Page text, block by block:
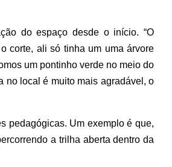
do espaço desde o início. “O
corte, ali só tinha um uma árvore
um pontinho verde no meio do
no local é muito mais agradável, o
pedagógicas. Um exemplo é que,
a trilha aberta dentro da